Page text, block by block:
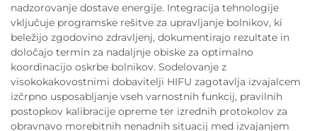
nadzorovanje dostave energije. Integracija tehnologije
vključuje programske rešitve za upravljanje bolnikov, ki
beležijo zgodovino zdravljenj, dokumentirajo rezultate in
določajo termin za nadaljnje obiske za optimalno
koordinacijo oskrbe bolnikov. Sodelovanje z
visokokakovostnimi dobavitelji HIFU zagotavlja izvajalcem
izčrpno usposabljanje vseh varnostnih funkcij, pravilnih
postopkov kalibracije opreme ter izrednih protokolov za
obravnavo morebitnih nenadnih situacij med izvajanjem